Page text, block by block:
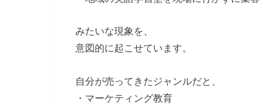
みたいな現象を、
意図的に起こせています。
自分が売ってきたジャンルだと、
・マーケティング教育